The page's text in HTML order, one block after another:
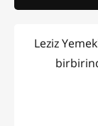
Leziz